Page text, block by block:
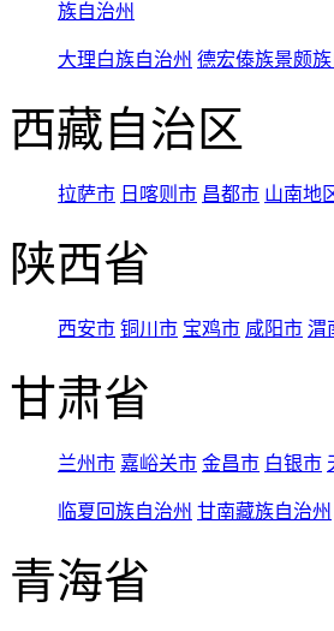
族自治州
大理白族自治州 德宏傣族景颇族
西藏自治区
拉萨市 日喀则市 昌都市 山南地
陕西省
西安市 铜川市 宝鸡市 咸阳市 渭
甘肃省
兰州市 嘉峪关市 金昌市 白银市
临夏回族自治州 甘南藏族自治州
青海省